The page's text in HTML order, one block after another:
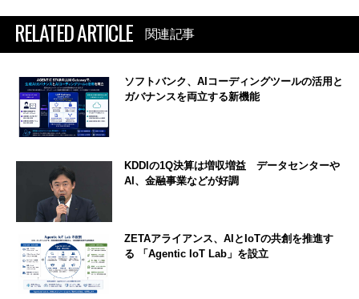
RELATED ARTICLE 関連記事
ソフトバンク、AIコーディングツールの活用と
ガバナンスを両立する新機能
KDDIの1Q決算は増収増益 データセンターや
AI、金融事業などが好調
ZETAアライアンス、AIとIoTの共創を推進す
る 「Agentic IoT Lab」を設立